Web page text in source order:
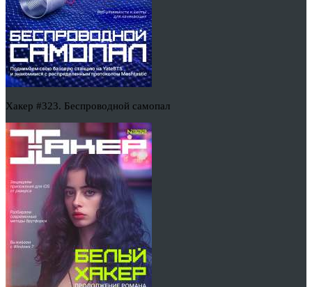
Хакер #323. Беспроводной самопал